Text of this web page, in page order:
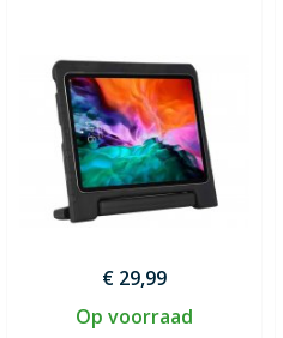
€ 29,99
Op voorraad